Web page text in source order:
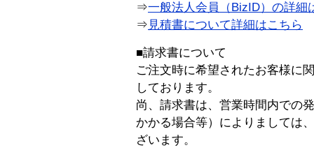
⇒一般法人会員（BizID）の詳細
⇒ 見積書について詳細はこちら
■請求書について
ご注文時に希望されたお客様に
しております。
尚、請求書は、営業時間内での
かかる場合等）によりましては
ざいます。